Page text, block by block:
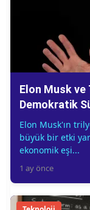
Elon Musk ve
Demokratik
Elon Musk'ın
büyük bir etki
ekonomik eşi...
1 ay önce